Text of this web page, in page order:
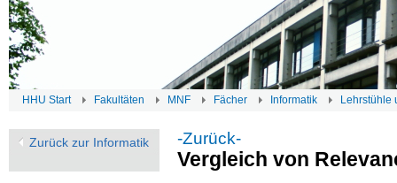
HHU Start Fakultäten MNF Fächer Informatik Lehrstühle
Zurück zur Informatik -Zurück-
Vergleich von